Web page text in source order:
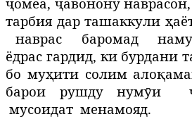
тарбия дар ташаккули
наврас
баромад
ёдрас гардид, ки бурдани
бо муҳити солим
барои рушду нумӯи
мусоидат менамояд.